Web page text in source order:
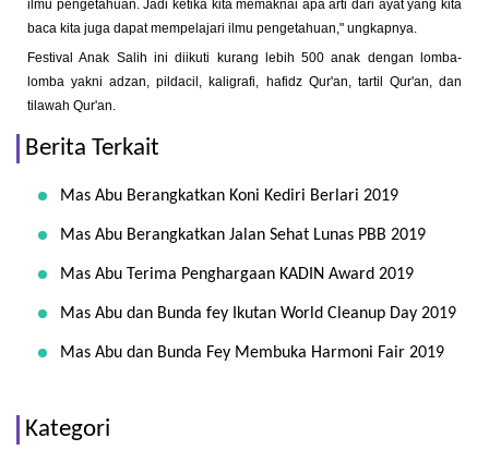
ilmu pengetahuan. Jadi ketika kita memaknai apa arti dari ayat yang kita
baca kita juga dapat mempelajari ilmu pengetahuan," ungkapnya.
Festival Anak Salih ini diikuti kurang lebih 500 anak dengan lomba-
lomba yakni adzan, pildacil, kaligrafi, hafidz Qur'an, tartil Qur'an, dan
tilawah Qur'an.
Berita Terkait
Mas Abu Berangkatkan Koni Kediri Berlari 2019
Mas Abu Berangkatkan Jalan Sehat Lunas PBB 2019
Mas Abu Terima Penghargaan KADIN Award 2019
Mas Abu dan Bunda fey Ikutan World Cleanup Day 2019
Mas Abu dan Bunda Fey Membuka Harmoni Fair 2019
Kategori